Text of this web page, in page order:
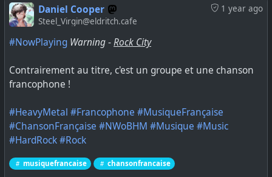
1 year ago
Daniel Cooper
Steel_Virgin@eldritch.cafe
#NowPlaying Warning-Rock City
Contrairement au titre, c'est un groupe et une chanson
francophone !
#HeavyMetal #Francophone #MusiqueFrançaise
#ChansonFrançaise #NWoBHM #Musique #Music
#HardRock#Rock
musiquefrancaise chansonfrancaise